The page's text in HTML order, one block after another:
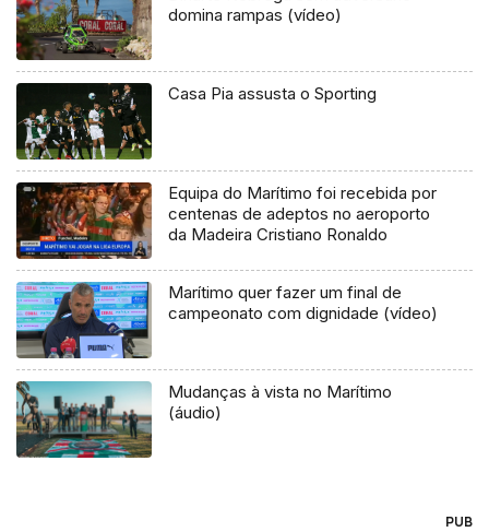
domina rampas (vídeo)
Casa Pia assusta o Sporting
Equipa do Marítimo foi recebida por
centenas de adeptos no aeroporto
da Madeira Cristiano Ronaldo
Marítimo quer fazer um final de
campeonato com dignidade (vídeo)
Mudanças à vista no Marítimo
(áudio)
PUB